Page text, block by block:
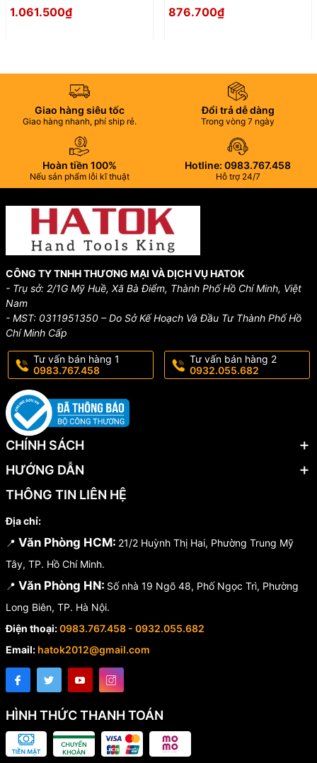
1.061.500₫ 876.700₫
Giao hàng siêu tốc
Giao hàng nhanh, phí ship rẻ.
Đổi trả dễ dàng
Trong vòng 7 ngày
Hoàn tiền 100%
Nếu sản phẩm lỗi kĩ thuật
Hotline: 0983.767.458
Hỗ trợ 24/7
CÔNG TY TNHH THƯƠNG MẠI VÀ DỊCH VỤ HATOK
- Trụ sở: 2/1G Mỹ Huề, Xã Bà Điểm, Thành Phố Hồ Chí Minh, Việt
Nam
- MST: 0311951350 – Do Sở Kế Hoạch Và Đầu Tư Thành Phố Hồ
Chí Minh Cấp
Tư vấn bán hàng 1
0983.767.458
Tư vấn bán hàng 2
0932.055.682
CHÍNH SÁCH
HƯỚNG DẪN
THÔNG TIN LIÊN HỆ
Địa chỉ:
📍 Văn Phòng HCM: 21/2 Huỳnh Thị Hai, Phường Trung Mỹ
Tây, TP. Hồ Chí Minh.
📍 Văn Phòng HN: Số nhà 19 Ngõ 48, Phố Ngọc Trì, Phường
Long Biên, TP. Hà Nội.
Điện thoại:0983.767.458 - 0932.055.682
Email: hatok2012@gmail.com
HÌNH THỨC THANH TOÁN